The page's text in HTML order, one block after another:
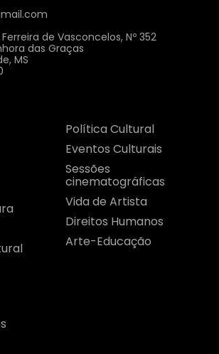
de Vasconcelos, Nº 352
das Graças
MS
Política Cultural
Eventos Culturais
Sessões
cinematográficas
Vida de Artista
Direitos Humanos
Arte-Educação